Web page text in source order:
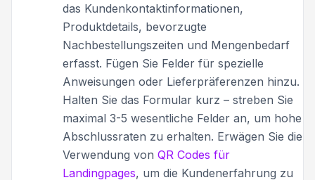
das Kundenkontaktinformationen,
Produktdetails, bevorzugte
Nachbestellungszeiten und Mengenbedarf
erfasst. Fügen Sie Felder für spezielle
Anweisungen oder Lieferpräferenzen hinzu.
Halten Sie das Formular kurz – streben Sie
maximal 3-5 wesentliche Felder an, um hohe
Abschlussraten zu erhalten. Erwägen Sie die
Verwendung von QR Codes für
Landingpages, um die Kundenerfahrung zu